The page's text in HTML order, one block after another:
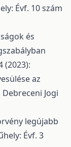
Évf. 10 szám
és
(2023):
az
Debreceni Jogi
legújabb
Évf. 3